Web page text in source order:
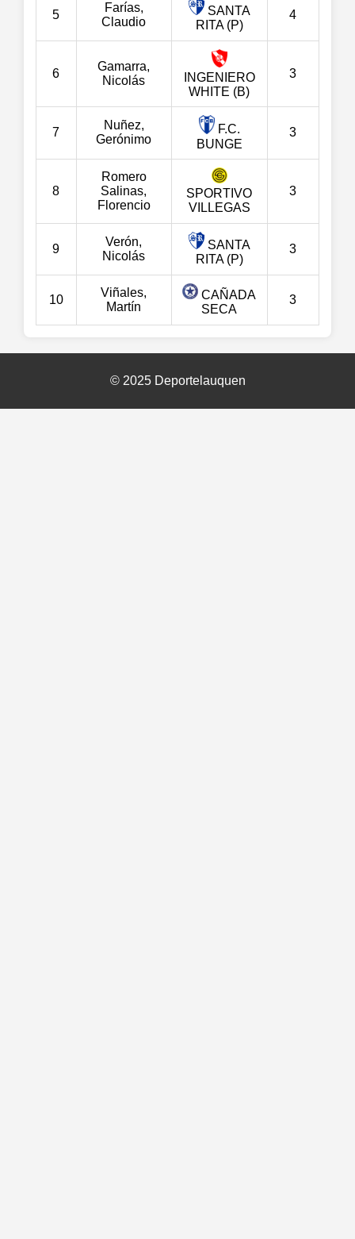
5
Farías,
Claudio
SANTA
RITA (P)
4
6
Gamarra,
Nicolás
INGENIERO
WHITE (B)
3
7
Nuñez,
Gerónimo
F.C.
BUNGE
3
8
Romero
Salinas,
Florencio
SPORTIVO
VILLEGAS
3
9
Verón,
Nicolás
SANTA
RITA (P)
3
10
Viñales,
Martín
CAÑADA
SECA
3
© 2025 Deportelauquen